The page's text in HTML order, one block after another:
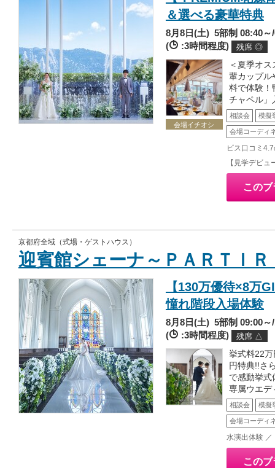
＆選べる豪華特典
8月8日(土)5部制 08:40～/
(
:3時間程度) 残席 ◎
会場イチオシ
＜夏季オ
輩カップル
料で体験！
チャペル」
相談会 模擬
会場コーディ
ビス口コミ
【見学デビ
この
京都府全域（式場・ゲストハウス）
迎賓館シェーナ～ＰＡＲＴＩ
【130万優待×8万
憧れ階段入場体験
8月8日(土)5部制 09:00～/
(
:3時間程度) 残席 △
挙式料22
円特典!!さ
で感動挙式
専属ウエ
相談会 模擬
会場コーディ
水演出体験 ／
この